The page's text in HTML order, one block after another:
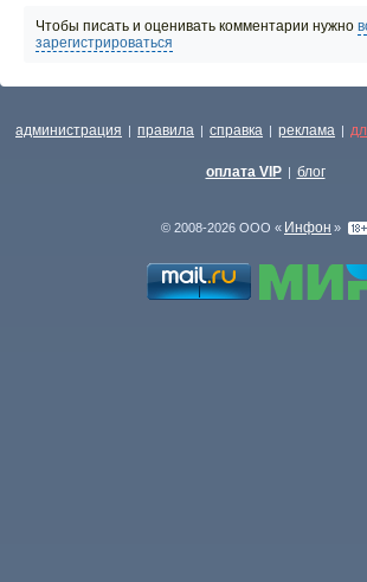
Чтобы писать и оценивать комментарии нужно
зарегистрироваться
администрация | правила | справка | реклама |
оплата VIP | блог
© 2008-2026 ООО « Инфон »